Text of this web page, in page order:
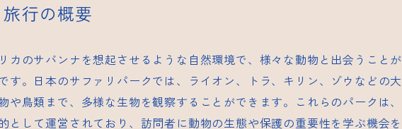
行の概要
カのサバンナを想起させるような自然環境で、様々な動物と出会うことが
す。日本のサファリパークでは、ライオン、トラ、キリン、ゾウなどの大
や鳥類まで、多様な生物を観察することができます。これらのパークは、
として運営されており、訪問者に動物の生態や保護の重要性を学ぶ機会を